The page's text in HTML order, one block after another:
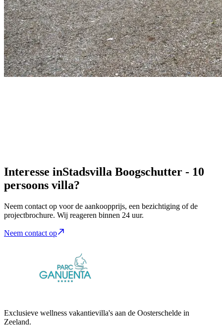
Interesse inStadsvilla Boogschutter - 10
persoons villa?
Neem contact op voor de aankoopprijs, een bezichtiging of de
projectbrochure. Wij reageren binnen 24 uur.
Neem contact op
Exclusieve wellness vakantievilla's aan de Oosterschelde in
Zeeland.